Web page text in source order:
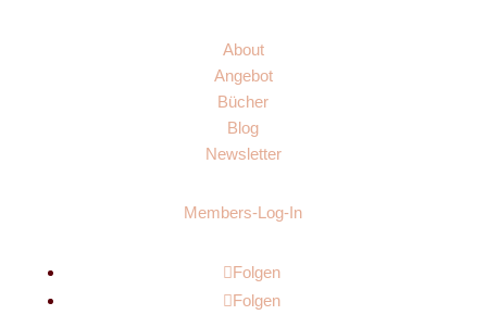
About
Angebot
Bücher
Blog
Newsletter
Members-Log-In
Folgen
Folgen